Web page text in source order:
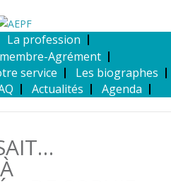
La profession
Agrément
service
Les biographes
Actualités Agenda